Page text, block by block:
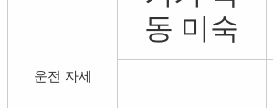
운전 자세
동 미숙